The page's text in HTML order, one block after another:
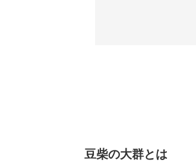
豆柴の大群とは